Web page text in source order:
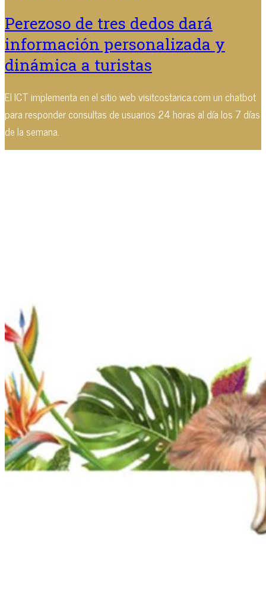
Perezoso de tres dedos dará
información personalizada y
dinámica a turistas
El ICT implementa en el sitio web visitcostarica.com un chatbot
para responder consultas de usuarios 24 horas al día los 7 días
de la semana.